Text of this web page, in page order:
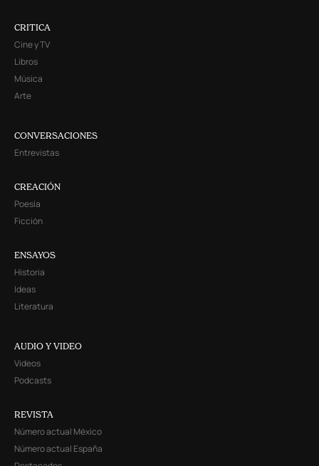
CRITICA
Cine y TV
Libros
Música
Arte
CONVERSACIONES
Entrevistas
CREACIÓN
Poesía
Ficción
ENSAYOS
Historia
Ideas
Literatura
AUDIO Y VIDEO
Videos
Podcasts
REVISTA
Número actual México
Número actual España